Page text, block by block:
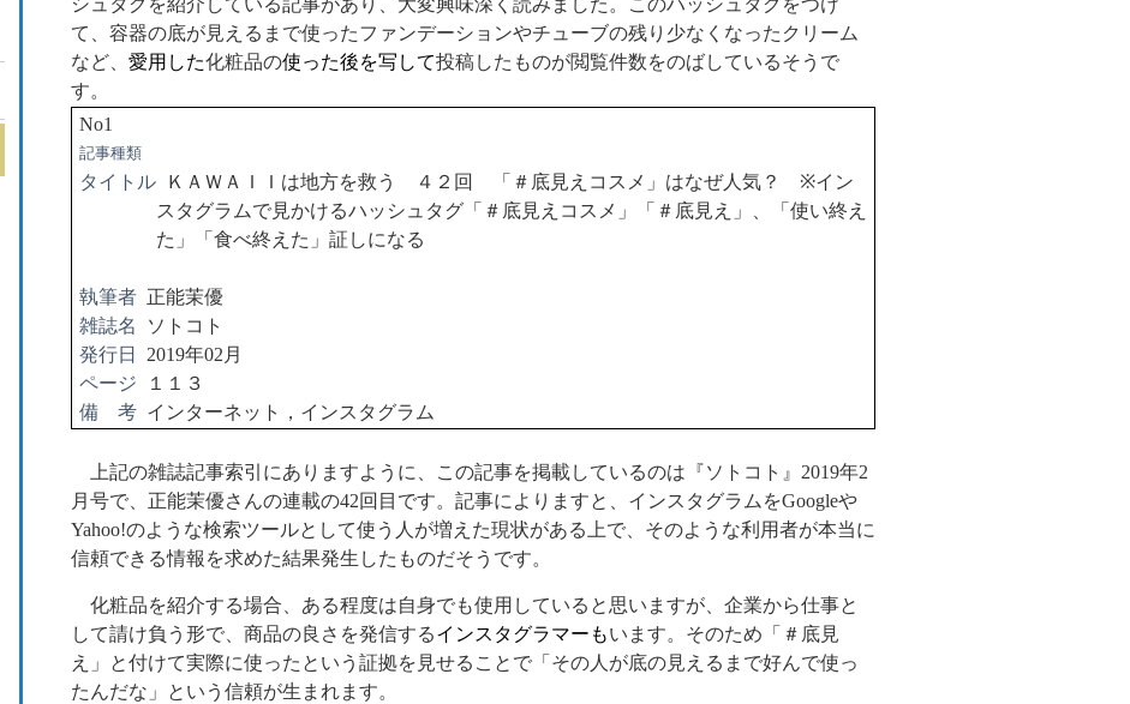
シュタグを紹介している記事があり、大変興味深く読みました。このハッシュタグをつけ
て、容器の底が見えるまで使ったファンデーションやチューブの残り少なくなったクリーム
など、 愛用した化粧品の使った後を写して投稿したものが閲覧件数をのばしているそうで
す。
No1
記事種類
タイトル ＫＡＷＡＩＩは地方を救う ４２回 「＃底見えコスメ」はなぜ人気？ ※イン
スタグラムで見かけるハッシュタグ「＃底見えコスメ」「＃底見え」、「使い終え
た」「食べ終えた」証しになる
執筆者 正能茉優
雑誌名
ソトコト
発行日
2019年02 月
ページ
１１３
備 考 インターネット，インスタグラム
上記の雑誌記事索引にありますように、この記事を掲載しているのは『ソトコト』 2019年2
月号で、正能茉優さんの連載の42回目です。記事によりますと、インスタグラムをGoogleや
Yahoo!のような検索ツールとして使う人が増えた現状がある上で、そのような利用者が本当に
信頼できる情報を求めた結果発生したものだそうです。
化粧品を紹介する場合、ある程度は自身でも使用していると思いますが、企業から仕事と
して請け負う形で、商品の良さを発信するインスタグラマー もいます。そのため「＃底見
え」と付けて実際に使ったという証拠を見せることで「その人が底の見えるまで好んで使っ
たんだな」という信頼が生まれます。